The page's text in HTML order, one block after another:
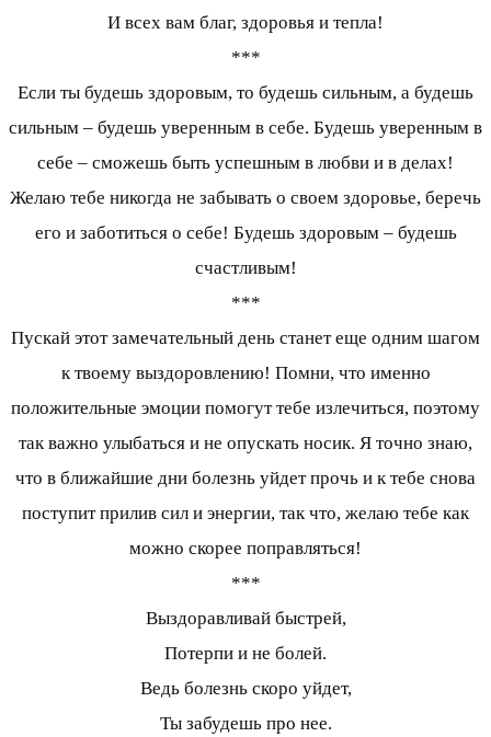
И всех вам благ, здоровья и тепла!
***
Если ты будешь здоровым, то будешь сильным, а будешь
сильным – будешь уверенным в себе. Будешь уверенным в
себе – сможешь быть успешным в любви и в делах!
Желаю тебе никогда не забывать о своем здоровье, беречь
его и заботиться о себе! Будешь здоровым – будешь
счастливым!
***
Пускай этот замечательный день станет еще одним шагом
к твоему выздоровлению! Помни, что именно
положительные эмоции помогут тебе излечиться, поэтому
так важно улыбаться и не опускать носик. Я точно знаю,
что в ближайшие дни болезнь уйдет прочь и к тебе снова
поступит прилив сил и энергии, так что, желаю тебе как
можно скорее поправляться!
***
Выздоравливай быстрей,
Потерпи и не болей.
Ведь болезнь скоро уйдет,
Ты забудешь про нее.